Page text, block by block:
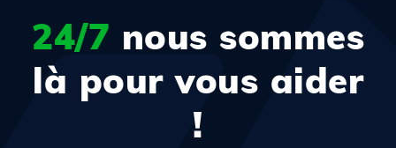
24/7 nous sommes
là pour vous aider
!